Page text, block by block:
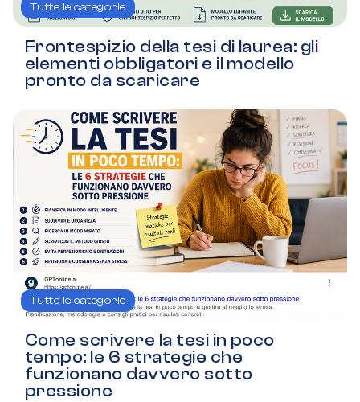
Tutte le categorie
Frontespizio della tesi di laurea: gli
elementi obbligatori e il modello
pronto da scaricare
Tutte le categorie
Come scrivere la tesi in poco
tempo: le 6 strategie che
funzionano davvero sotto
pressione